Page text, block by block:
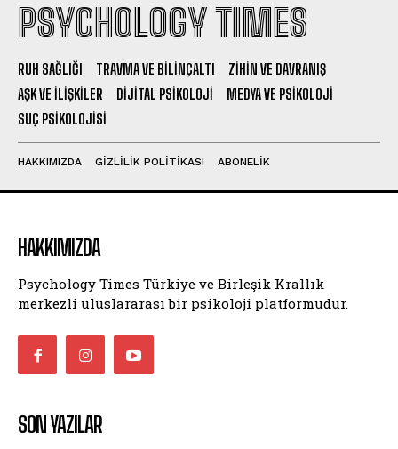
PSYCHOLOGY TIMES
RUH SAĞLIĞI TRAVMA VE BILINÇALTI
ZIHIN VE DAVRANIŞ
AŞK VE İLIŞKILER
DIJITAL PSIKOLOJI
MEDYA VE PSIKOLOJI
SUÇ PSIKOLOJISI
HAKKIMIZDA GIZLILIK POLITIKASI ABONELIK
HAKKIMIZDA
Psychology Times Türkiye ve Birleşik Krallık
merkezli uluslararası bir psikoloji platformudur.
SON YAZILAR